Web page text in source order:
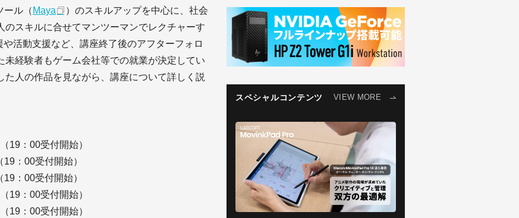
ール（ Maya
）のスキルアップを中心に、社会
のスキルに合せてマンツーマンでレクチャーす
活動支援など、講座終了後のアフターフォロ
経験者もゲーム会社等での就業が決定してい
人の作品を見ながら、講座について詳しく説
19：00受付開始）
：00受付開始）
：00受付開始）
19：00受付開始）
19：00受付開始）
スペシャルコンテンツ VIEW MORE